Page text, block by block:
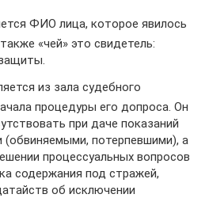
ФИО лица, которое явилось
«чей» это свидетель:
из зала судебного
процедуры его допроса. Он
при даче показаний
(обвиняемыми, потерпевшими), а
процессуальных вопросов
содержания под стражей,
об исключении